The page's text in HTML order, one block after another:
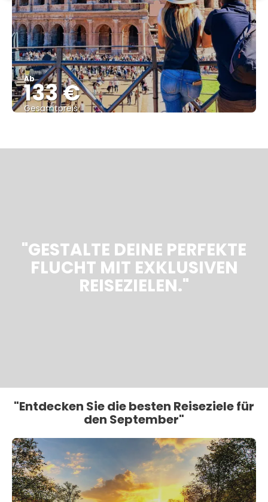
Ab
133 €
Gesamtpreis
"GESTALTE DEINE PERFEKTE
FLUCHT MIT EXKLUSIVEN
REISEZIELEN."
"Entdecken Sie die besten Reiseziele für
den September"